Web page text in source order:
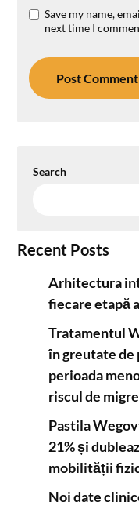
Save my name,
next time I
Search
Recent Posts
Arhitectura
fiecare etapă
Tratamentul
în greutate de
perioada
riscul de
Pastila
21% și
mobilității
Noi date